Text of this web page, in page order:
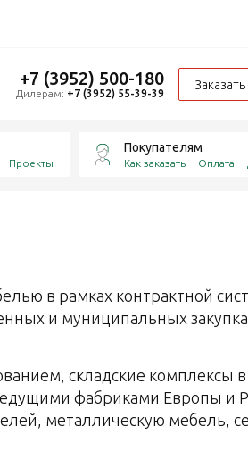
+7 (3952) 500-180
Дилерам: +7 (3952) 55-39-39
Проекты
Покупателям
Как заказать Оплата
в рамках контрактной
и муниципальных
складские комплексы
фабриками Европы и
металлическую мебель,